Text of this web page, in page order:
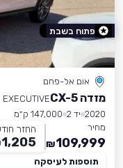
אום אל-פחם
מזדה CX-5
EXECUTIVE
2020 יד 2
147,000 ק״מ
מחיר
109,999
₪
החזר
1,205
תוספות לעיסקה
פתוח בשבת